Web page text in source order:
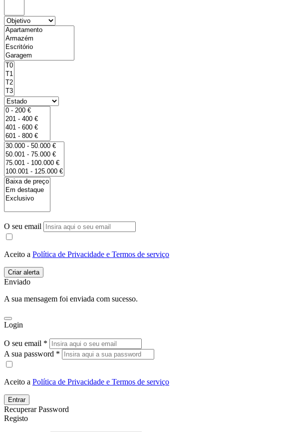
O seu email
Aceito a Política de Privacidade e Termos de serviço
Enviado
A sua mensagem foi enviada com sucesso.
Login
O seu email *
A sua password *
Aceito a Política de Privacidade e Termos de serviço
Entrar
Recuperar Password
Registo